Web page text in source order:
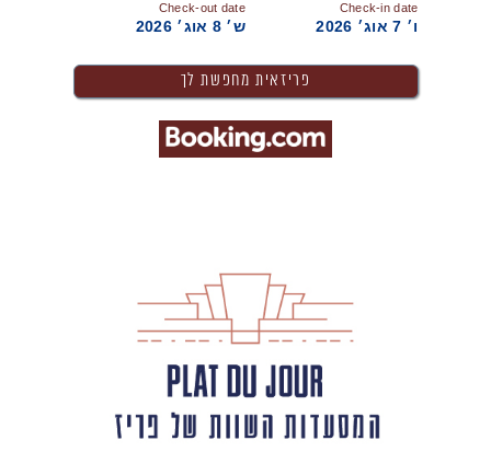
Check-in date
ו׳ 7 אוג׳ 2026
Check-out date
ש׳ 8 אוג׳ 2026